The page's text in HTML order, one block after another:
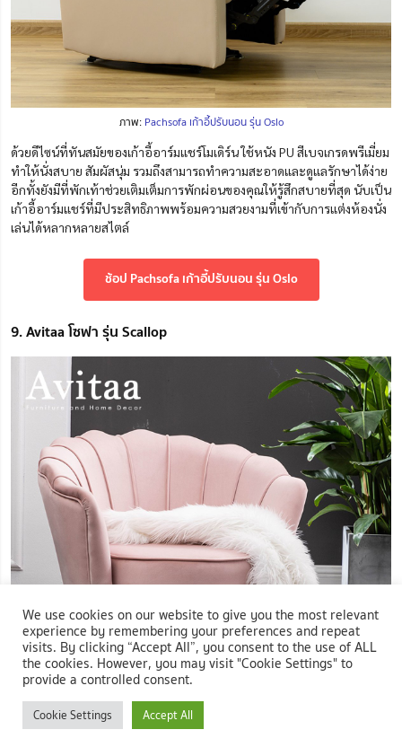
ภาพ: Pachsofa เก้าอี้ปรับนอน รุ่น Oslo
ด้วยดีไซน์ที่ทันสมัยของเก้าอี้อาร์มแชร์โมเดิร์น ใช้หนัง PU สีเบจเกรดพรีเมี่ยม
ทำให้นั่งสบาย สัมผัสนุ่ม รวมถึงสามารถทำความสะอาดและดูแลรักษาได้ง่าย
อีกทั้งยังมีที่พักเท้าช่วยเติมเต็มการพักผ่อนของคุณให้รู้สึกสบายที่สุด นับเป็น
เก้าอี้อาร์มแชร์ที่มีประสิทธิภาพพร้อมความสวยงามที่เข้ากับการแต่งห้องนั่ง
เล่นได้หลากหลายสไตล์
ช้อป Pachsofa เก้าอี้ปรับนอน รุ่น Oslo
9. Avitaa โซฟา รุ่น Scallop
We use cookies on our website to give you the most relevant
experience by remembering your preferences and repeat
visits. By clicking “Accept All”, you consent to the use of ALL
the cookies. However, you may visit "Cookie Settings" to
provide a controlled consent.
Cookie Settings Accept All